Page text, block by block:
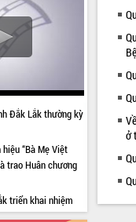
Đắk Lắk thường kỳ
“Bà Mẹ Việt
trao Huân chương
triển khai nhiệm
2026
ở